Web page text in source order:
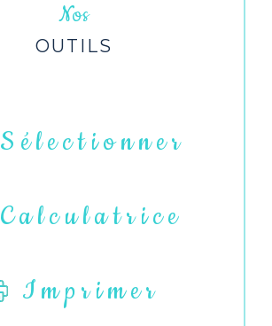
Nos
OUTILS
Sélectionner
Calculatrice
Imprimer